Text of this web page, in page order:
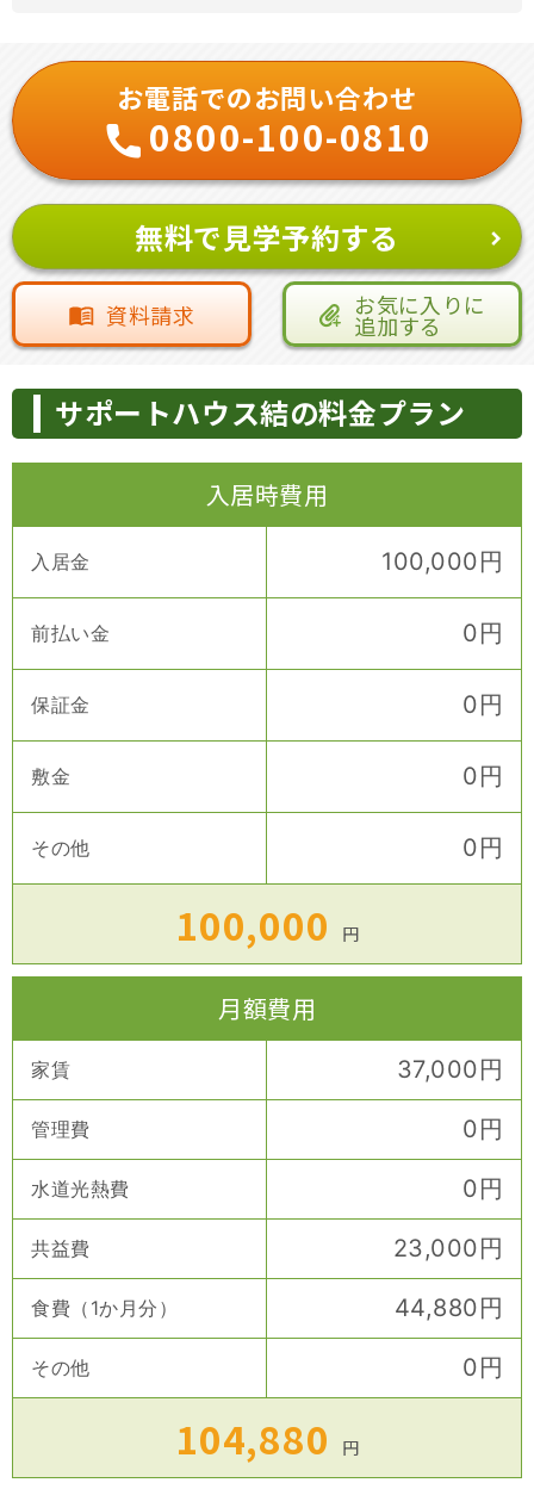
お電話でのお問い合わせ
0800-100-0810
無料で見学予約する
資料請求 お気に入りに
追加する
サポートハウス結の料金プラン
入居時費用
入居金 100,000円
前払い金 0円
保証金 0円
敷金 0円
その他 0円
100,000 円
月額費用
家賃 37,000円
管理費 0円
水道光熱費 0円
共益費 23,000円
食費（1か月分） 44,880円
その他 0円
104,880 円